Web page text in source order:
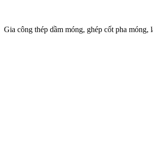
Gia công thép dầm móng, ghép cốt pha móng,